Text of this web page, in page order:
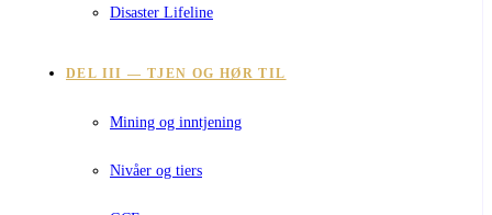
Disaster Lifeline
DEL III — TJEN OG HØR TIL
Mining og inntjening
Nivåer og tiers